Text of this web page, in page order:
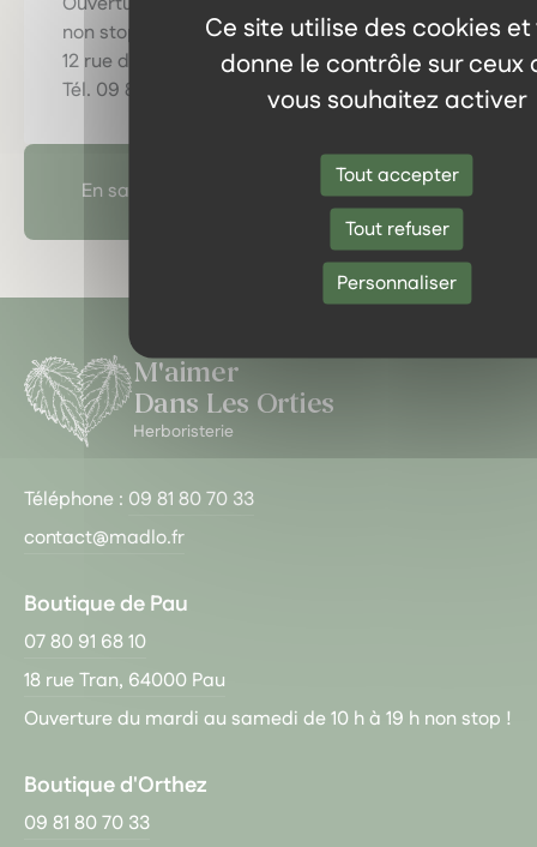
Ce site utilise des cookies et
donne le contrôle sur ceux
vous souhaitez activer
Tout accepter
Tout refuser
Personnaliser
non stop, le samedi de 10 h à 13 h
12 rue de l’Horloge, 64300 Orthez
Tél. 09 81 80 70 33
En savoir plus sur l'herboristerie
M'aimer
Dans Les Orties
Herboristerie
Téléphone : 09 81 80 70 33
contact@madlo.fr
Boutique de Pau
07 80 91 68 10
18 rue Tran, 64000 Pau
Ouverture du mardi au samedi de 10 h à 19 h non stop !
Boutique d'Orthez
09 81 80 70 33